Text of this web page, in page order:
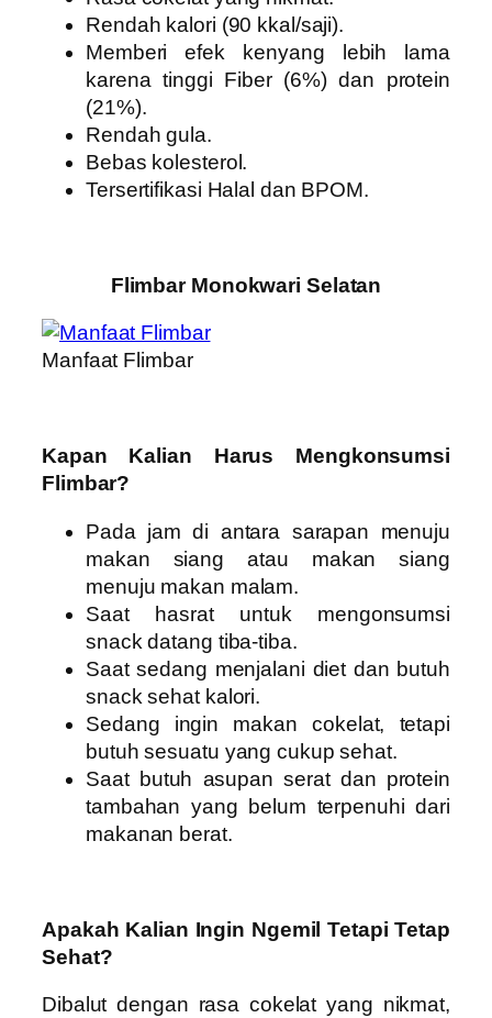
Rendah kalori (90 kkal/saji).
Memberi efek kenyang lebih lama
karena tinggi Fiber (6%) dan protein
(21%).
Rendah gula.
Bebas kolesterol.
Tersertifikasi Halal dan BPOM.
Flimbar Monokwari Selatan
Manfaat Flimbar
Kapan Kalian Harus Mengkonsumsi
Flimbar?
Pada jam di antara sarapan menuju
makan siang atau makan siang
menuju makan malam.
Saat hasrat untuk mengonsumsi
snack datang tiba-tiba.
Saat sedang menjalani diet dan butuh
snack sehat kalori.
Sedang ingin makan cokelat, tetapi
butuh sesuatu yang cukup sehat.
Saat butuh asupan serat dan protein
tambahan yang belum terpenuhi dari
makanan berat.
Apakah Kalian Ingin Ngemil Tetapi Tetap
Sehat?
Dibalut dengan rasa cokelat yang nikmat,